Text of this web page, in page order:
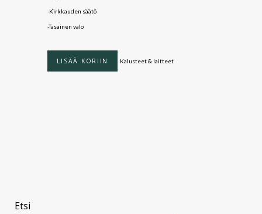
-Kirkkauden säätö
-Tasainen valo
LISÄÄ KORIIN Kalusteet & laitteet
Etsi